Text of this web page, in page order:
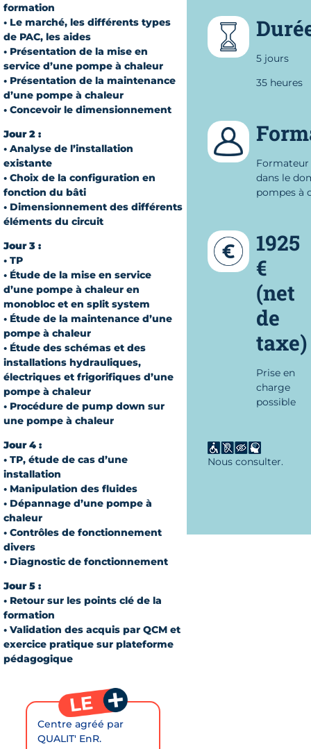
formation
• Le marché, les différents types
de PAC, les aides
• Présentation de la mise en
service d’une pompe à chaleur
• Présentation de la maintenance
d’une pompe à chaleur
• Concevoir le dimensionnement
Jour 2 :
• Analyse de l’installation
existante
• Choix de la configuration en
fonction du bâti
• Dimensionnement des différents
éléments du circuit
Jour 3 :
• TP
• Étude de la mise en service
d’une pompe à chaleur en
monobloc et en split system
• Étude de la maintenance d’une
pompe à chaleur
• Étude des schémas et des
installations hydrauliques,
électriques et frigorifiques d’une
pompe à chaleur
• Procédure de pump down sur
une pompe à chaleur
Jour 4 :
• TP, étude de cas d’une
installation
• Manipulation des fluides
• Dépannage d’une pompe à
chaleur
• Contrôles de fonctionnement
divers
• Diagnostic de fonctionnement
Jour 5 :
• Retour sur les points clé de la
formation
• Validation des acquis par QCM et
exercice pratique sur plateforme
pédagogique
Centre agréé par
QUALIT' EnR.
5 jours
35 heures
Formateur
dans le
pompes à
1925
€
(net
de
taxe)
Prise en
charge
possible
Nous consulter.